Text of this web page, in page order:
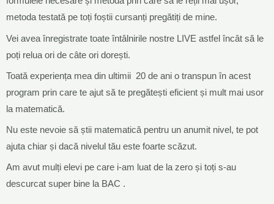
metoda testată pe toți foștii cursanți pregătiți de mine.
Vei avea înregistrate toate întâlnirile nostre LIVE astfel încât să le
poți relua ori de câte ori dorești.
Toată experiența mea din ultimii 20 de ani o transpun în acest
program prin care te ajut să te pregătești eficient și mult mai usor
la matematică.
Nu este nevoie să știi matematică pentru un anumit nivel, te pot
ajuta chiar și dacă nivelul tău este foarte scăzut.
Am avut mulți elevi pe care i-am luat de la zero și toți s-au
descurcat super bine la BAC .